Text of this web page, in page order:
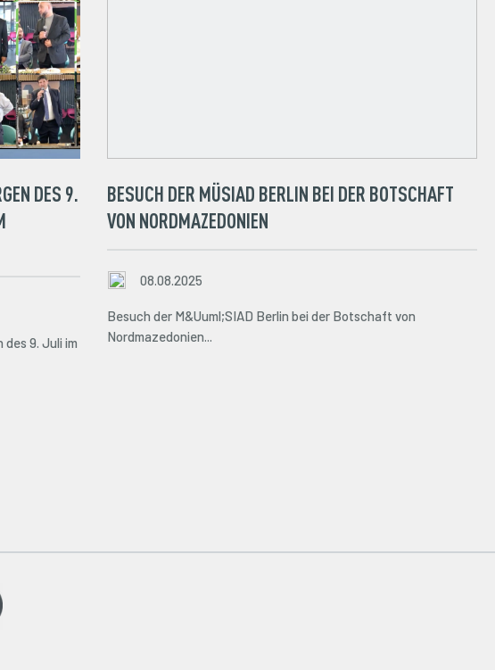
DES 9.
9. Juli im
BESUCH DER MÜSIAD BERLIN BEI DER BOTSCHAFT
VON NORDMAZEDONIEN
08.08.2025
Besuch der M&Uuml;SIAD Berlin bei der Botschaft von
Nordmazedonien...